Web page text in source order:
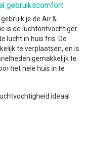
gebruikscomfort
je de Air &
is de luchtontvochtiger
lucht in huis fris. De
te verplaatsen, en is
gemakkelijk te
het hele huis in te
ideaal